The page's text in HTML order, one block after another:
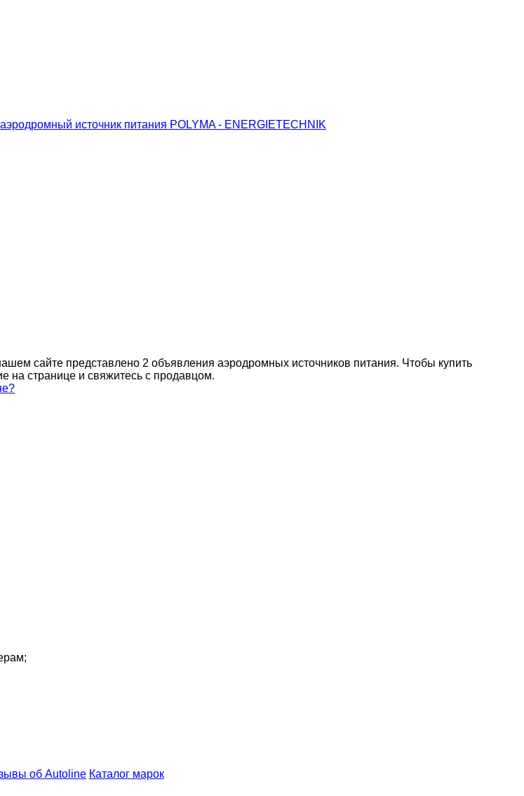
аэродромный источник питания POLYMA - ENERGIETECHNIK
сайте представлено 2 объявления аэродромных источников питания. Чтобы купить
на странице и свяжитесь с продавцом.
об Autoline Каталог марок